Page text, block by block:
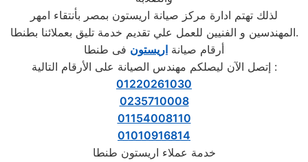
لذلك تهتم ادارة مركز صيانة اريستون بمصر بأنتقاء امهر
المهندسين و الفنيين للعمل علي تقديم خدمة تليق بعملائنا بطنطا.
أرقام صيانة اريستون فى طنطا
إتصل الآن ليصلكم مهندس الصيانة على الأرقام التالية :
01220261030
0235710008
01154008110
01010916814
خدمة عملاء اريستون طنطا